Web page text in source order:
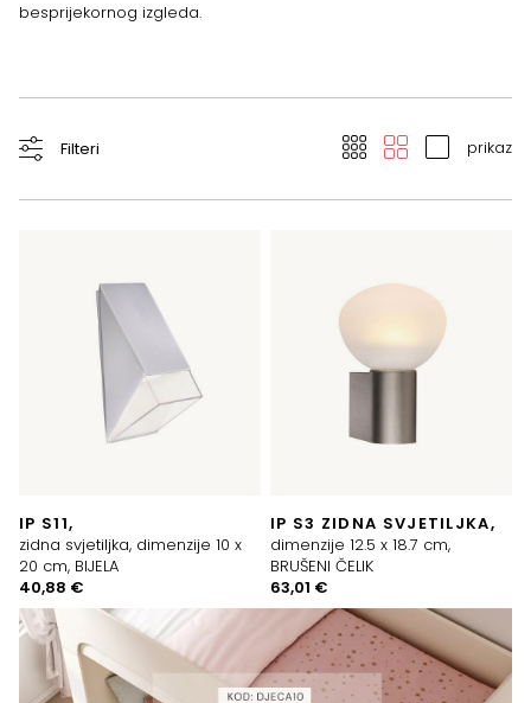
besprijekornog izgleda.
IP S11,
zidna svjetiljka, dimenzije 10 x
20 cm, BIJELA
40,88 €
IP S3 ZIDNA SVJETILJKA,
dimenzije 12.5 x 18.7 cm,
BRUŠENI ČELIK
63,01 €
Filteri prikaz